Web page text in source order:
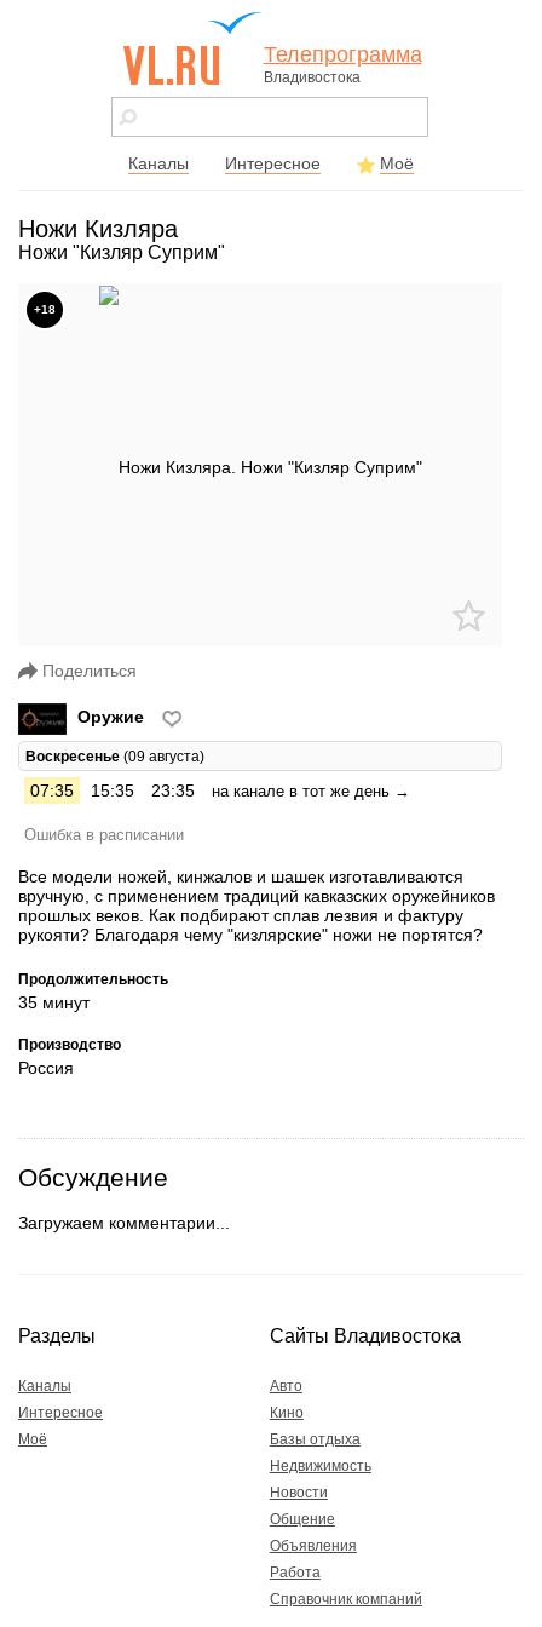
vl.ru - сайт
города
Телепрограмма
Владивостока
Каналы Интересное Моё
Ножи Кизляра
Ножи "Кизляр Суприм"
+18
Поделиться
Оружие
Воскресенье (09 августа)
07:35 15:35 23:35 на канале в тот же день →
Ошибка в расписании
Все модели ножей, кинжалов и шашек изготавливаются
вручную, с применением традиций кавказских оружейников
прошлых веков. Как подбирают сплав лезвия и фактуру
рукояти? Благодаря чему "кизлярские" ножи не портятся?
Продолжительность
35 минут
Производство
Россия
Обсуждение
Загружаем комментарии...
Разделы
Каналы
Интересное
Моё
Сайты Владивостока
Авто
Кино
Базы отдыха
Недвижимость
Новости
Общение
Объявления
Работа
Справочник компаний